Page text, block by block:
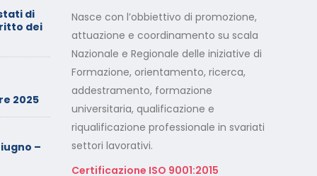
di
dei
2025
–
Calendario Corsi
Videoconferenza Maggio –
Giugno 2026
Minimarket di Rozzano al
setaccio
Cade dalla sedia in smart
working, riconosciuto
Nasce con l’obbiettivo di promozione,
attuazione e coordinamento su scala
Nazionale e Regionale delle iniziative di
Formazione, orientamento, ricerca,
addestramento, formazione
universitaria, qualificazione e
riqualificazione professionale in svariati
settori lavorativi.
Certificazione ISO 9001:2015